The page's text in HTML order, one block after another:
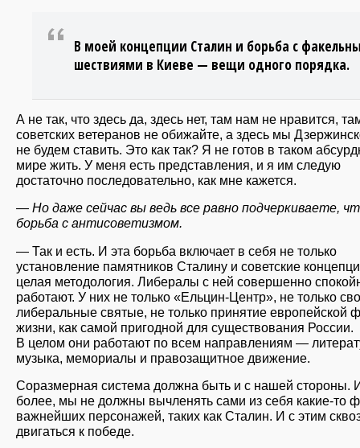
В моей концепции Сталин и борьба с
шествиями в Киеве — вещи одного порядка.
А не так, что здесь да, здесь нет, там нам не нравится,
советских ветеранов не обижайте, а здесь мы
не будем ставить. Это как так? Я не готов в таком
мире жить. У меня есть представления, и я им следую
достаточно последовательно, как мне кажется.
— Но даже сейчас вы ведь все равно подчеркиваете,
борьба с антисоветизмом.
— Так и есть. И эта борьба включает в себя не только
установление памятников Сталину и советские
целая методология. Либералы с ней совершенно
работают. У них не только «Ельцин-Центр», не только
либеральные святые, не только принятие европейской
жизни, как самой пригодной для существования России.
В целом они работают по всем направлениям —
музыка, мемориалы и правозащитное движение.
Соразмерная система должна быть и с нашей стороны.
более, мы не должны вычленять сами из себя какие-то
важнейших персонажей, таких как Сталин. И с этим
двигаться к победе.